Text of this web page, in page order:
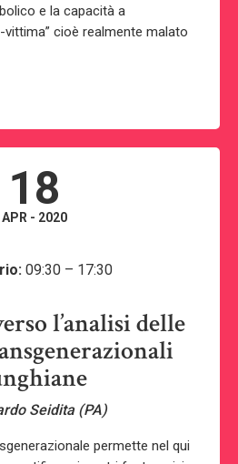
e la capacità a
cioè realmente malato
18
APR - 2020
09:30 – 17:30
l’analisi delle
Seidita (PA)
permette nel qui